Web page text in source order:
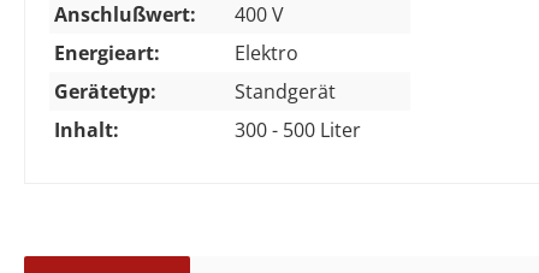
Anschlußwert:
400 V
Energieart:
Elektro
Gerätetyp:
Standgerät
Inhalt:
300 - 500 Liter